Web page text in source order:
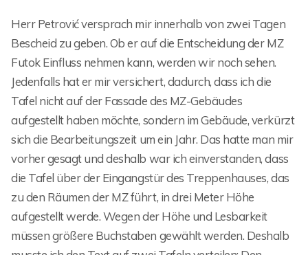
Herr Petrović versprach mir innerhalb von zwei Tagen
Bescheid zu geben. Ob er auf die Entscheidung der MZ
Futok Einfluss nehmen kann, werden wir noch sehen.
Jedenfalls hat er mir versichert, dadurch, dass ich die
Tafel nicht auf der Fassade des MZ-Gebäudes
aufgestellt haben möchte, sondern im Gebäude, verkürzt
sich die Bearbeitungszeit um ein Jahr. Das hatte man mir
vorher gesagt und deshalb war ich einverstanden, dass
die Tafel über der Eingangstür des Treppenhauses, das
zu den Räumen der MZ führt, in drei Meter Höhe
aufgestellt werde. Wegen der Höhe und Lesbarkeit
müssen größere Buchstaben gewählt werden. Deshalb